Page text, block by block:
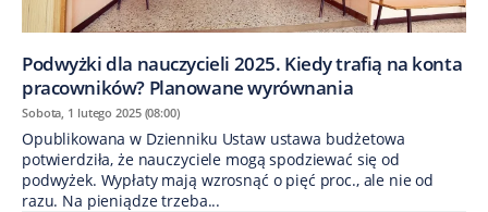
Podwyżki dla nauczycieli 2025. Kiedy trafią na konta
pracowników? Planowane wyrównania
Sobota, 1 lutego 2025 (08:00)
Opublikowana w Dzienniku Ustaw ustawa budżetowa
potwierdziła, że nauczyciele mogą spodziewać się od
podwyżek. Wypłaty mają wzrosnąć o pięć proc., ale nie od
razu. Na pieniądze trzeba...